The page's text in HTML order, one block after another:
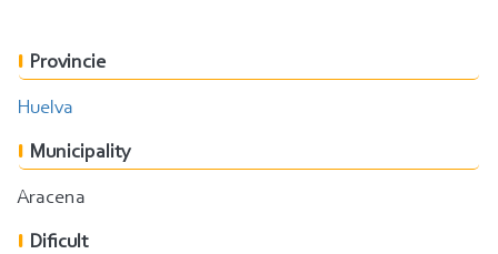
Provincie
Huelva
Municipality
Aracena
Dificult